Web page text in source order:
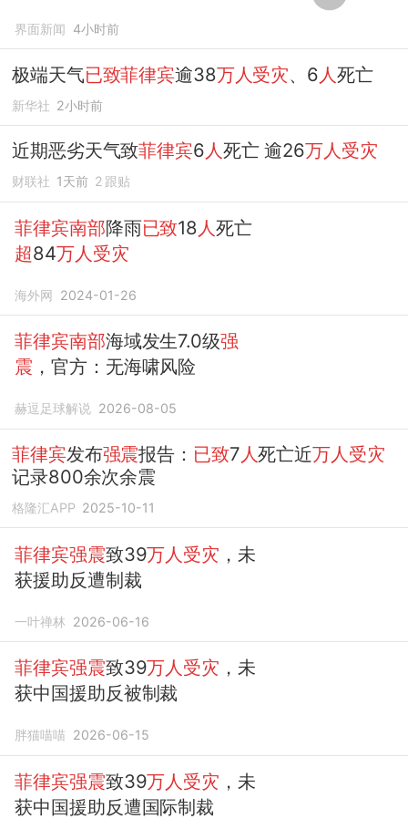
界面新闻 4小时前
极端天气已致菲律宾逾38万人受灾、6 人死亡
新华社 2小时前
近期恶劣天气致菲律宾6人死亡 逾26万人受灾
财联社 1天前 2 跟贴
菲律宾南部降雨已致18 人死亡
超84万人受灾
海外网 2024-01-26
菲律宾南部海域发生7.0级强
震 ，官方：无海啸风险
赫逗足球解说 2026-08-05
菲律宾发布强震报告： 已致7人死亡近万人受灾
记录800余次余震
格隆汇APP 2025-10-11
菲律宾强震致39万人受灾 ，未
获援助反遭制裁
一叶禅林 2026-06-16
菲律宾强震致39万人受灾 ，未
获中国援助反被制裁
胖猫喵喵 2026-06-15
菲律宾强震致39万人受灾 ，未
获中国援助反遭国际制裁